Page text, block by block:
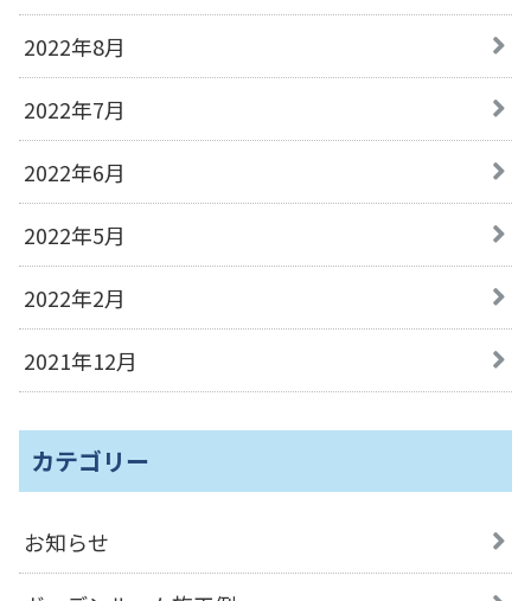
2022年8月
2022年7月
2022年6月
2022年5月
2022年2月
2021年12月
カテゴリー
お知らせ